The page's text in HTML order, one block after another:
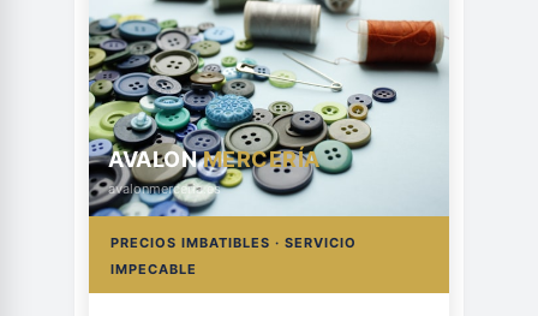
AVALONMERCERÍA
avalonmerceria.es
PRECIOS IMBATIBLES · SERVICIO
IMPECABLE